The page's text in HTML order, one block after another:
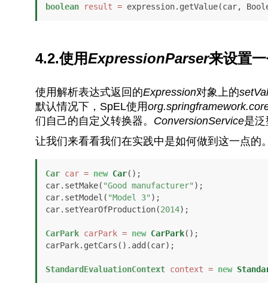
boolean
result = expression.getValue(car,
4.2.使用ExpressionParser来设置
使用解析表达式返回的Expression对象上的
默认情况下，SpEL使用
们自己的自定义转换器。 ConversionService是泛
让我们来看看我们在实践中是如何做到这一点的
Car car = new Car();
car.setMake( "Good manufacturer" );
car.setModel( "Model 3" );
car.setYearOfProduction(2014);
CarPark carPark = new CarPark();
carPark.getCars().add(car);
StandardEvaluationContext context = new